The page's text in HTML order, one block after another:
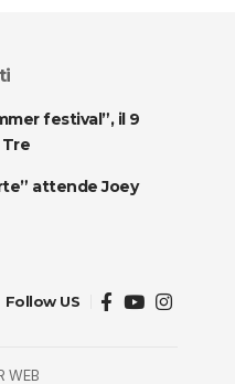
festival”, il 9
Tre
attende Joey
Follow US
WEB